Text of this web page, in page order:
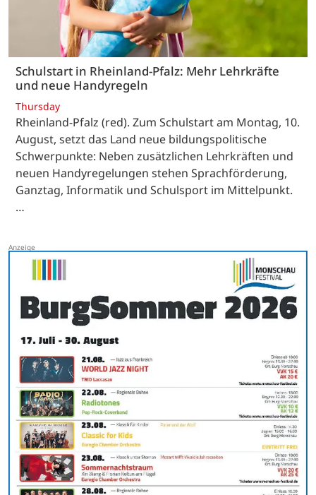
Schulstart in Rheinland-Pfalz: Mehr Lehrkräfte
und neue Handyregeln
Thursday
Rheinland-Pfalz (red). Zum Schulstart am Montag, 10.
August, setzt das Land neue bildungspolitische
Schwerpunkte: Neben zusätzlichen Lehrkräften und
neuen Handyregelungen stehen Sprachförderung,
Ganztag, Informatik und Schulsport im Mittelpunkt.
…